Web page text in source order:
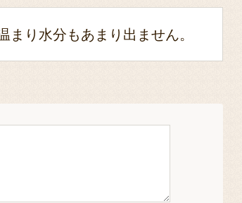
り水分もあまり出ません。